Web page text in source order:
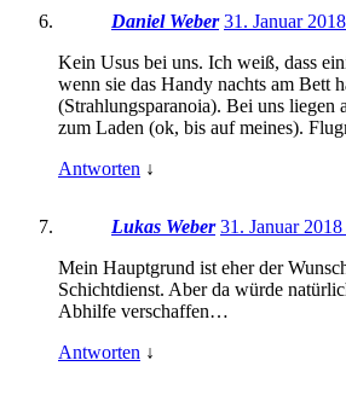
Daniel Weber 31. Januar
Kein Usus bei uns. Ich weiß, dass
wenn sie das Handy nachts am Bett
(Strahlungsparanoia). Bei uns liegen
zum Laden (ok, bis auf meines).
Antworten ↓
Lukas Weber 31. Januar
Mein Hauptgrund ist eher der
Schichtdienst. Aber da würde
Abhilfe verschaffen…
Antworten ↓